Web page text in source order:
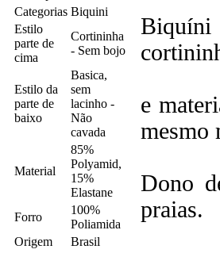
Categorias Biquini
Estilo
parte de
cima
Cortininha
- Sem bojo
Estilo da
parte de
baixo
Basica,
sem
lacinho -
Não
cavada
Material
85%
Polyamid,
15%
Elastane
Forro
100%
Poliamida
Origem
Brasil
Biquíni
e
mesmo
Dono
praias.